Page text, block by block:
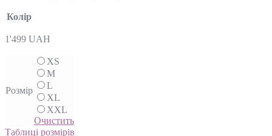
Колір
1'499 UAH
Розмір
XS
M
L
XL
XXL
Очистить
Таблиці розмірів